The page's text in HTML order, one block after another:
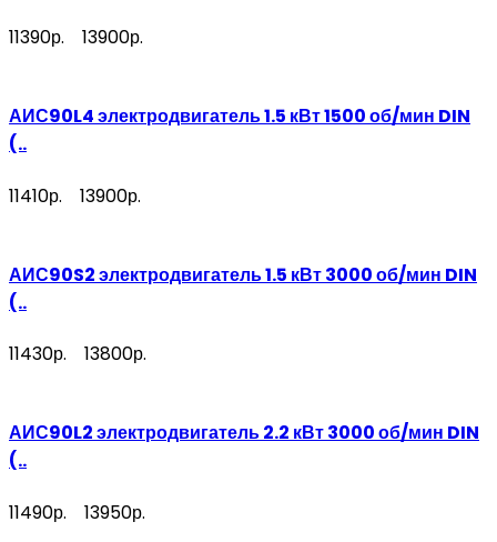
11390р. 13900р.
АИС90L4 электродвигатель 1.5 кВт 1500 об/мин DIN
(..
11410р. 13900р.
АИС90S2 электродвигатель 1.5 кВт 3000 об/мин DIN
(..
11430р. 13800р.
АИС90L2 электродвигатель 2.2 кВт 3000 об/мин DIN
(..
11490р. 13950р.